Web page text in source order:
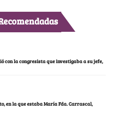
con la congresista que investigaba a su jefe,
en la que estaba María Fda. Carrascal,